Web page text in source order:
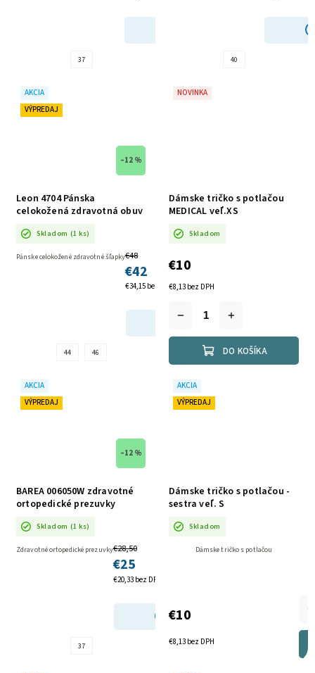
37 40
AKCIA
VÝPREDAJ
–12 %
Leon 4704 Pánska
celokožená zdravotná obuv
Skladom (1 ks)
€34,15 bez DPH
€48
€42
DETAIL
Pánske celokožené zdravotné šľapky
44 46
NOVINKA
Dámske tričko s potlačou
MEDICAL veľ.XS
Skladom
€8,13 bez DPH
€10
DO KOŠÍKA
AKCIA
VÝPREDAJ
–12 %
BAREA 006050W zdravotné
ortopedické prezuvky
Skladom (1 ks)
€20,33 bez DPH
€28,50
€25
DETAIL
Zdravotné ortopedické prezuvky
37
AKCIA
VÝPREDAJ
Dámske tričko s potlačou -
sestra veľ. S
Skladom
€8,13 bez DPH
€10
Dámske tričko s potlačou